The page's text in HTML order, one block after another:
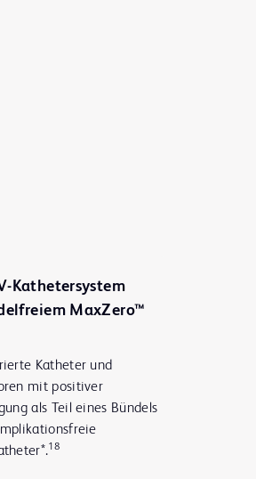
Kathetersystem
MaxZero™
Katheter und
mit positiver
als Teil eines Bündels
18